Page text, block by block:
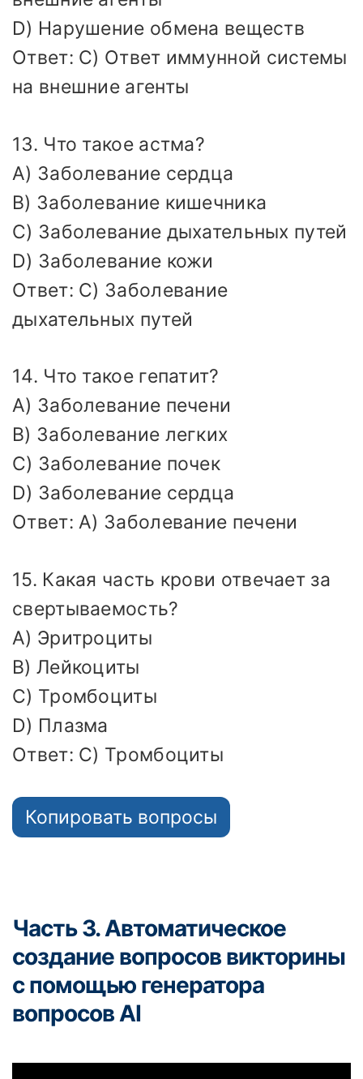
D) Нарушение обмена веществ
Ответ: C) Ответ иммунной системы
на внешние агенты
13. Что такое астма?
A) Заболевание сердца
B) Заболевание кишечника
C) Заболевание дыхательных путей
D) Заболевание кожи
Ответ: C) Заболевание
дыхательных путей
14. Что такое гепатит?
A) Заболевание печени
B) Заболевание легких
C) Заболевание почек
D) Заболевание сердца
Ответ: A) Заболевание печени
15. Какая часть крови отвечает за
свертываемость?
A) Эритроциты
B) Лейкоциты
C) Тромбоциты
D) Плазма
Ответ: C) Тромбоциты
Копировать вопросы
Часть 3. Автоматическое
создание вопросов викторины
с помощью генератора
вопросов AI